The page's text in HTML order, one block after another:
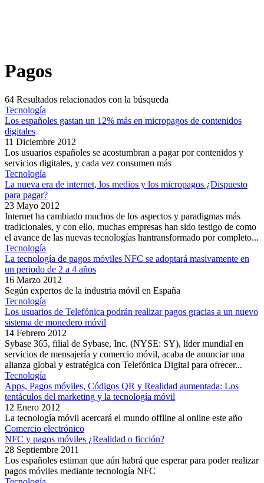
Pagos
64 Resultados relacionados con la búsqueda
Tecnología
Los españoles gastan un 12% más en micropagos de contenidos
digitales
11 Diciembre 2012
Los usuarios españoles se acostumbran a pagar por contenidos y
servicios digitales, y cada vez consumen más
Tecnología
La nueva era de internet, los medios y los micropagos ¿Dispuesto
para pagar?
23 Mayo 2012
Internet ha cambiado muchos de los aspectos y paradigmas más
tradicionales, y con ello, muchas empresas han sido testigo de como
el avance de las nuevas tecnologías hantransformado por completo...
Tecnología
La tecnología de pagos móviles NFC se adoptará masivamente en
un periodo de 2 a 4 años
16 Marzo 2012
Según expertos de la industria móvil en España
Tecnología
Los usuarios de Telefónica podrán realizar pagos gracias a un nuevo
sistema de monedero móvil
14 Febrero 2012
Sybase 365, filial de Sybase, Inc. (NYSE: SY), líder mundial en
servicios de mensajería y comercio móvil, acaba de anunciar una
alianza global y estratégica con Telefónica Digital para ofrecer...
Tecnología
Apps, Pagos móviles, Códigos QR y Realidad aumentada: Los
tentáculos del marketing y la tecnología móvil
12 Enero 2012
La tecnología móvil acercará el mundo offline al online este año
Comercio electrónico
NFC y pagos móviles ¿Realidad o ficción?
28 Septiembre 2011
Los españoles estiman que aún habrá que esperar para poder realizar
pagos móviles mediante tecnología NFC